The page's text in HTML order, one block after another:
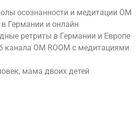
осознанности и медитации OM
в Германии и онлайн
ретриты в Германии и Европе
канала OM ROOM с медитациями
мама двоих детей